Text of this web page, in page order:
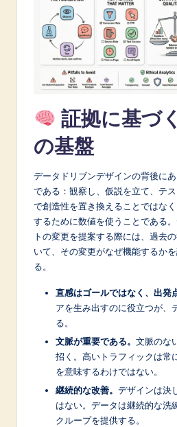
w
証拠に基づ
の基盤
データドリブンデザインの背後に
である：観察し、仮説を立て、テ
で創造性を置き換えることではな
するために数値を使うことである
トの変更を提案する際には、過去
いて、その変更がなぜ機能するか
る。
直感はゴールではなく、出発
アを生み出すのに役立つが、
る。
文脈が重要である。 文脈のな
招く。高いトラフィックは常
を意味するわけではない。
継続的な改善。 デザインは決
はない。データは継続的な洗
クループを提供する。